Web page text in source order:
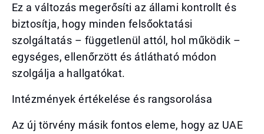
Ez a változás megerősíti az állami kontrollt és
biztosítja, hogy minden felsőoktatási
szolgáltatás – függetlenül attól, hol működik –
egységes, ellenőrzött és átlátható módon
szolgálja a hallgatókat.
Intézmények értékelése és rangsorolása
Az új törvény másik fontos eleme, hogy az UAE